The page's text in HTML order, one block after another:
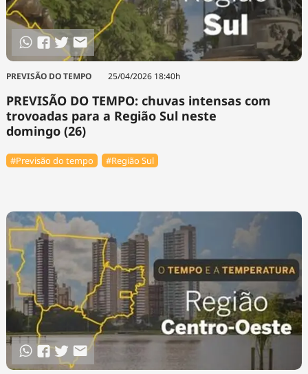
PREVISÃO DO TEMPO 25/04/2026 18:40h
PREVISÃO DO TEMPO: chuvas intensas com
trovoadas para a Região Sul neste
domingo (26)
#Previsão do tempo #Região Sul